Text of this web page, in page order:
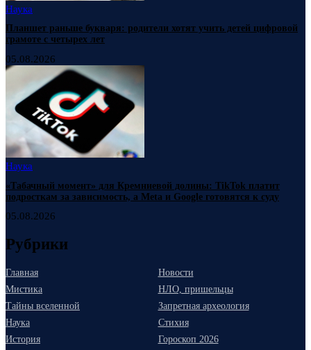
Наука
Планшет раньше букваря: родители хотят учить детей цифровой
грамоте с четырех лет
05.08.2026
Наука
«Табачный момент» для Кремниевой долины: TikTok платит
подросткам за зависимость, а Meta и Google готовятся к суду
05.08.2026
Рубрики
Главная
Новости
Мистика
НЛО, пришельцы
Тайны вселенной
Запретная археология
Наука
Стихия
История
Гороскоп 2026